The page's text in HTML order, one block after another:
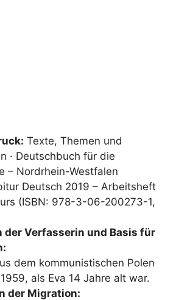
Texte, Themen und
· Deutschbuch für die
– Nordrhein-Westfalen
Deutsch 2019 – Arbeitsheft
(ISBN: 978-3-06-200273-1,
der Verfasserin und Basis für
dem kommunistischen Polen
als Eva 14 Jahre alt war.
der Migration: